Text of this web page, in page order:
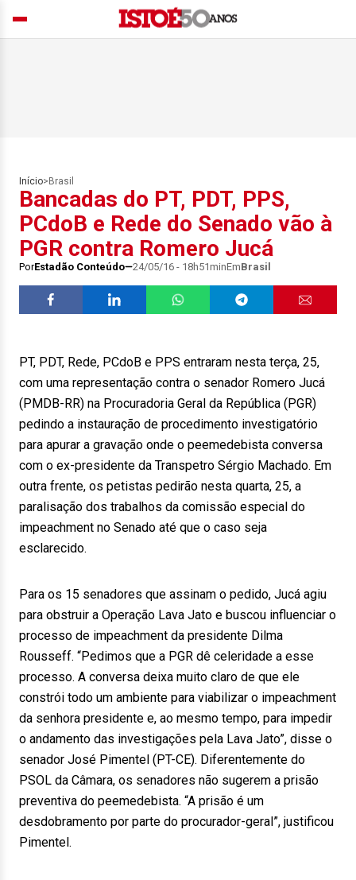
Início> Brasil
Bancadas do PT, PDT, PPS,
PCdoB e Rede do Senado vão à
PGR contra Romero Jucá
PorEstadão Conteúdo 24/05/16 - 18h51minEmBrasil
PT, PDT, Rede, PCdoB e PPS entraram nesta terça, 25,
com uma representação contra o senador Romero Jucá
(PMDB-RR) na Procuradoria Geral da República (PGR)
pedindo a instauração de procedimento investigatório
para apurar a gravação onde o peemedebista conversa
com o ex-presidente da Transpetro Sérgio Machado. Em
outra frente, os petistas pedirão nesta quarta, 25, a
paralisação dos trabalhos da comissão especial do
impeachment no Senado até que o caso seja
esclarecido.
Para os 15 senadores que assinam o pedido, Jucá agiu
para obstruir a Operação Lava Jato e buscou influenciar o
processo de impeachment da presidente Dilma
Rousseff. “Pedimos que a PGR dê celeridade a esse
processo. A conversa deixa muito claro de que ele
constrói todo um ambiente para viabilizar o impeachment
da senhora presidente e, ao mesmo tempo, para impedir
o andamento das investigações pela Lava Jato”, disse o
senador José Pimentel (PT-CE). Diferentemente do
PSOL da Câmara, os senadores não sugerem a prisão
preventiva do peemedebista. “A prisão é um
desdobramento por parte do procurador-geral”, justificou
Pimentel.